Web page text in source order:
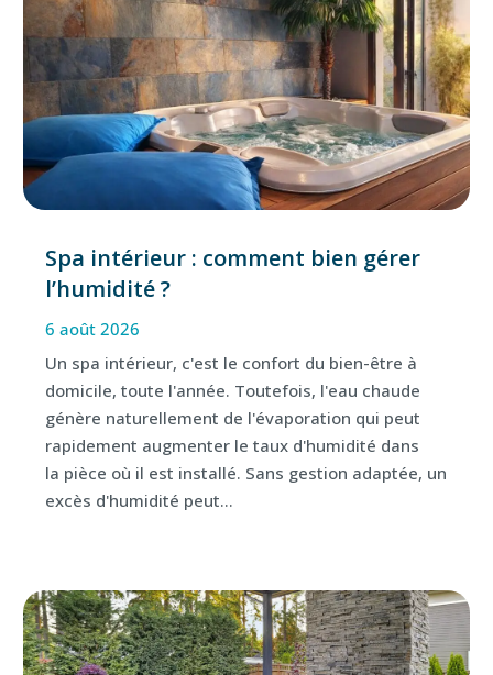
Spa intérieur : comment bien gérer
l’humidité ?
6 août 2026
Un spa intérieur, c'est le confort du bien-être à
domicile, toute l'année. Toutefois, l'eau chaude
génère naturellement de l'évaporation qui peut
rapidement augmenter le taux d'humidité dans
la pièce où il est installé. Sans gestion adaptée, un
excès d'humidité peut...